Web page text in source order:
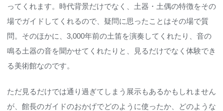
ってくれます。時代背景だけでなく、土器・土偶の特徴をその
場でガイドしてくれるので、疑問に思ったことはその場で質
問。そのほかに、3,000年前の土笛を演奏してくれたり、音の
鳴る土器の音を聞かせてくれたりと、見るだけでなく体験でき
る美術館なのです。
ただ見るだけでは通り過ぎてしまう展示もあるかもしれません
が、館長のガイドのおかげでどのように使ったか、どのような